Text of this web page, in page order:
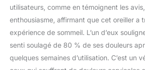
utilisateurs, comme en témoignent les
enthousiasme, affirmant que cet oreiller a
expérience de sommeil. L’un d’eux
senti soulagé de 80 % de ses douleurs
quelques semaines d’utilisation. C’est un